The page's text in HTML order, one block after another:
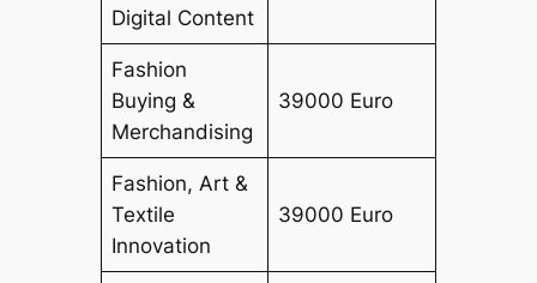
Digital Content
Fashion
Buying &
Merchandising
39000 Euro
Fashion, Art &
Textile
Innovation
39000 Euro